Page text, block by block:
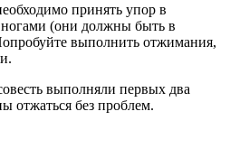
принять упор в
ногами (они должны быть в
выполнить отжимания,
выполняли первых два
отжаться без проблем.